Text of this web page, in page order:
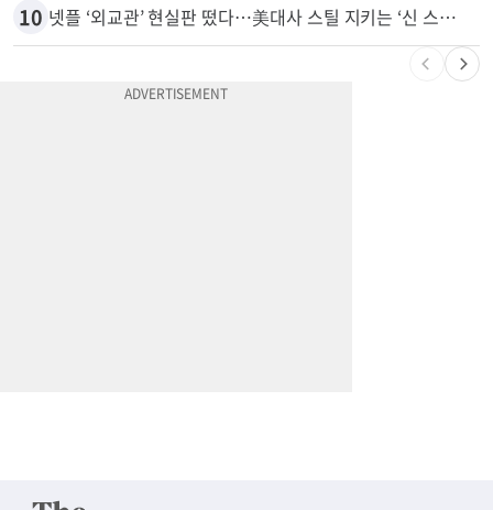
10 넷플 ‘외교관’ 현실판 떴다…美대사 스틸 지키는 ‘신 스틸러’